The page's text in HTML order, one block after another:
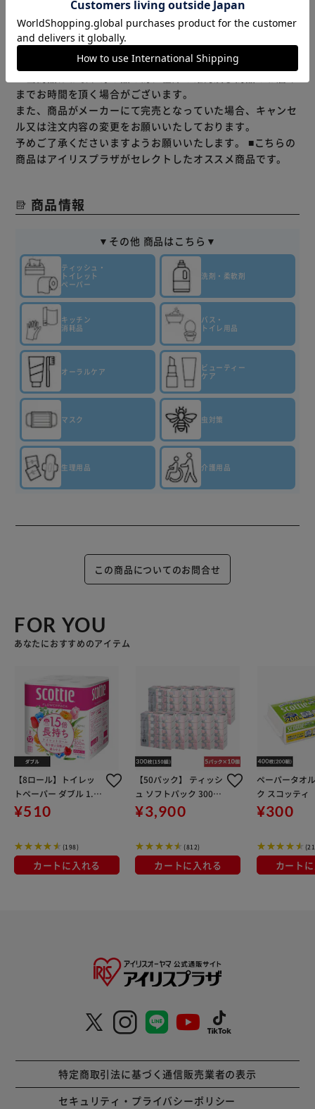
レビューをもっと見る
までお時間を頂く場合がございます。
また、商品がメーカーにて完売となっていた場合、キャンセ
ル又は注文内容の変更をお願いいたしております。
予めご了承くださいますようお願いいたします。 ■こちらの
商品はアイリスプラザがセレクトしたオススメ商品です。
商品情報
▼その他 商品はこちら▼
ティッシュ・
トイレット
ペーパー
洗剤・柔軟剤
キッチン
消耗品
バス・
トイレ用品
オーラルケア
ビューティー
ケア
マスク 虫対策
生理用品 介護用品
この商品についてのお問合せ
FOR YOU
あなたにおすすめのアイテム
【8ロール】トイレッ
トペーパー ダブル 1.5
倍巻 スコッティ
¥510
(198)
カートに入れる
【50パック】 ティッシ
ュ ソフトパック 300枚
(150組) 5パック×10
¥3,900
(812)
カートに入れる
ペーパータオル 1パ
ク スコッティ
¥300
カート
特定商取引法に基づく通信販売業者の表示
セキュリティ・プライバシーポリシー